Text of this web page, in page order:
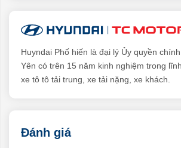
Huyndai Phố hiến là đại lý Ủy quyền
Yên có trên 15 năm kinh nghiệm trong
xe tô tô tải trung, xe tải nặng, xe khách.
Đánh giá